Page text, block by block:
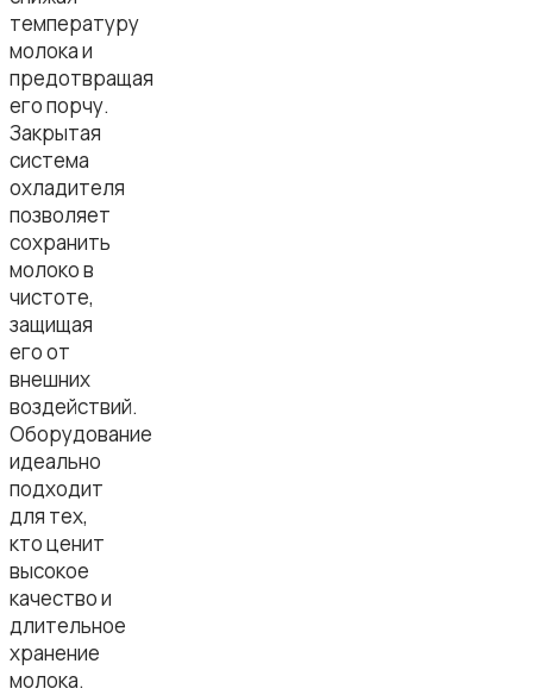
температуру
молока и
предотвращая
его порчу.
Закрытая
система
охладителя
позволяет
сохранить
молоко в
чистоте,
защищая
его от
внешних
воздействий.
Оборудование
идеально
подходит
для тех,
кто ценит
высокое
качество и
длительное
хранение
молока.